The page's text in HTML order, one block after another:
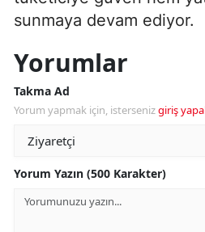
sunmaya devam ediyor.
Yorumlar
Takma Ad
Yorum yapmak için, istersenizgiriş
Yorum Yazın (500 Karakter)